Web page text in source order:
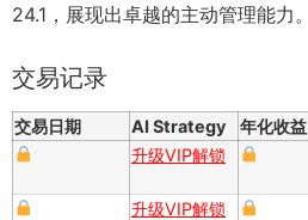
24.1，展现出卓越的主动管理能力。
交易记录
交易日期 AI Strategy 年化收益
升级VIP解锁
升级VIP解锁